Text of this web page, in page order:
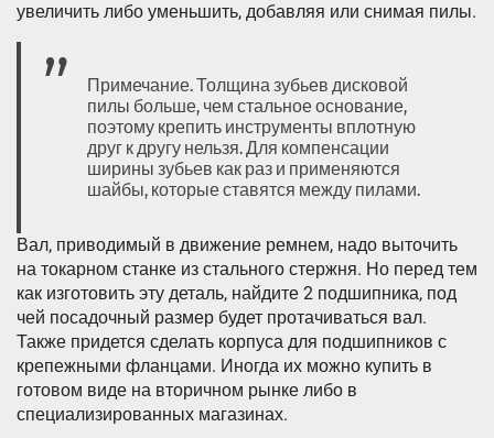
увеличить либо уменьшить, добавляя или снимая пилы.
Примечание. Толщина зубьев дисковой
пилы больше, чем стальное основание,
поэтому крепить инструменты вплотную
друг к другу нельзя. Для компенсации
ширины зубьев как раз и применяются
шайбы, которые ставятся между пилами.
Вал, приводимый в движение ремнем, надо выточить
на токарном станке из стального стержня. Но перед тем
как изготовить эту деталь, найдите 2 подшипника, под
чей посадочный размер будет протачиваться вал.
Также придется сделать корпуса для подшипников с
крепежными фланцами. Иногда их можно купить в
готовом виде на вторичном рынке либо в
специализированных магазинах.